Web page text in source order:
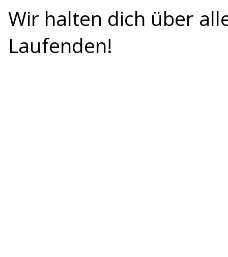
Wir halten dich über
Laufenden!